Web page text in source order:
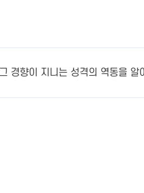
경향이 지니는 성격의 역동을